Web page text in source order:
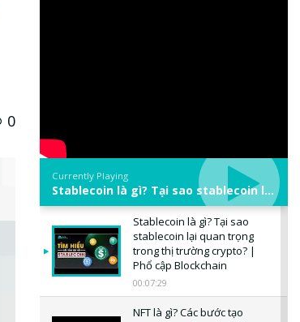
0
Currently Playing
Stablecoin là gì? Tại sao stablecoin lại quan trọng trong thị trường crypto? | Phổ cập Blockchain
Stablecoin là gì? Tại sao
stablecoin lại quan trọng
trong thị trường crypto? |
Phổ cập Blockchain
00:07:29
NFT là gì? Các bước tạo